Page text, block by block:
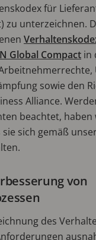
für
zu unterzeichnen.
Global Compact in
sowie den
Alliance.
beachtet, haben
sie sich gemäß
von
des